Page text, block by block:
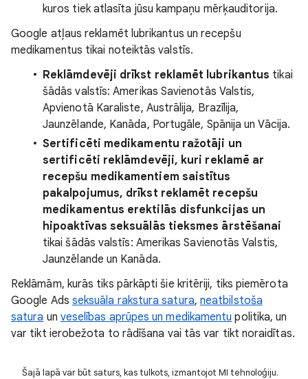
kuros tiek atlasīta jūsu kampaņu mērķauditorija.
Google atļaus reklamēt lubrikantus un recepšu
medikamentus tikai noteiktās valstīs.
Reklāmdevēji drīkst reklamēt lubrikantus tikai
šādās valstīs: Amerikas Savienotās Valstis,
Apvienotā Karaliste, Austrālija, Brazīlija,
Jaunzēlande, Kanāda, Portugāle, Spānija un Vācija.
Sertificēti medikamentu ražotāji un
sertificēti reklāmdevēji, kuri reklamē ar
recepšu medikamentiem saistītus
pakalpojumus, drīkst reklamēt recepšu
medikamentus erektilās disfunkcijas un
hipoaktīvas seksuālās tieksmes ārstēšanai
tikai šādās valstīs: Amerikas Savienotās Valstis,
Jaunzēlande un Kanāda.
Reklāmām, kurās tiks pārkāpti šie kritēriji, tiks piemērota
Google Ads seksuāla rakstura satura, neatbilstoša
satura un veselības aprūpes un medikamentu politika, un
var tikt ierobežota to rādīšana vai tās var tikt noraidītas.
Šajā lapā var būt saturs, kas tulkots, izmantojot MI tehnoloģiju.